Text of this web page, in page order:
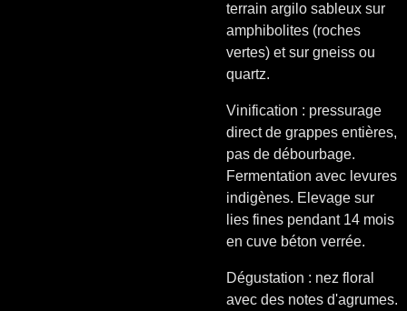
terrain argilo sableux sur
amphibolites (roches
vertes) et sur gneiss ou
quartz.
Vinification : pressurage
direct de grappes entières,
pas de débourbage.
Fermentation avec levures
indigènes. Elevage sur
lies fines pendant 14 mois
en cuve béton verrée.
Dégustation : nez floral
avec des notes d'agrumes.